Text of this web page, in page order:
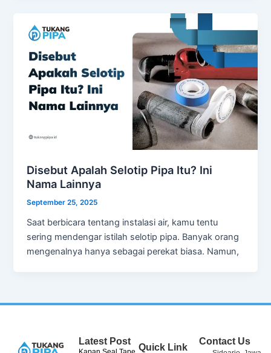
Disebut Apalah Selotip Pipa Itu? Ini
Nama Lainnya
September 25, 2025
Saat berbicara tentang instalasi air, kamu tentu
sering mendengar istilah selotip pipa. Banyak orang
mengenalnya hanya sebagai perekat biasa. Namun,
Latest Post
Quick Link
Contact Us